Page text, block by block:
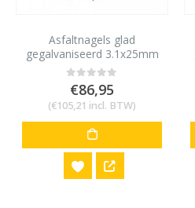
Asfaltnagels glad
gegalvaniseerd 3.1x25mm
(7200st)
0out of 5
€86,95
(€105,21 incl. BTW)